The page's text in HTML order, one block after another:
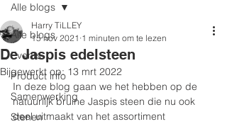
Alle blogs
Events
Product info
Samenwerking
Stenen
Alle blogs
De Jaspis edelsteen
Harry TiLLEY
15 nov 2021 1 minuten om te lezen
Bijgewerkt op: 13 mrt 2022
In deze blog gaan we het hebben op de
natuurlijk bruine Jaspis steen die nu ook
deel uitmaakt van het assortiment